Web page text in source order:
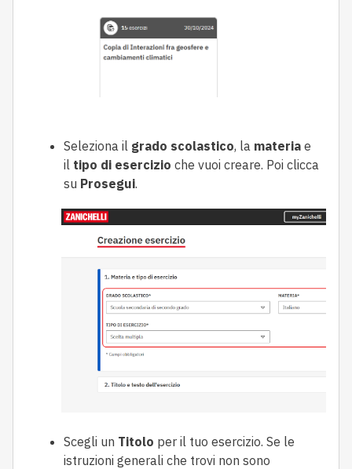
Seleziona il grado scolastico, la materia e
il tipo di esercizio che vuoi creare. Poi clicca
su Prosegui.
Scegli un Titolo per il tuo esercizio. Se le
istruzioni generali che trovi non sono